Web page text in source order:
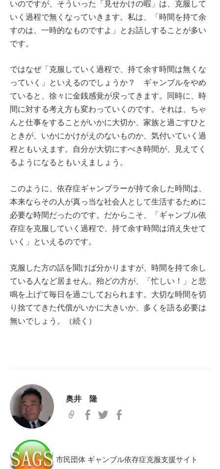
いのですが、そういった「見せかけの暇」は、克服して
いく過程で無くなっていきます。私は、「時間を持て余
すのは、一時的なものですよ」とお話しすることが多い
です。
ではなぜ「克服していく過程で、持て余す時間は無くな
っていく」といえるのでしょうか？ ギャンブルをやめ
ていると、徐々に金銭感覚が戻ってきます。同時に、時
間に対する考え方も変わっていくのです。それは、ちゃ
んと仕事をすることがいかに大切か、家族と過ごすひと
ときが、いかにかけがえのないものか、気付いていく過
程ともいえます。自分が大切にすべき時間が、見えてく
るようになるともいえましょう。
このように、依存症ギャンブラーが持て余した時間は、
本来ならその人が真っ当な社会人として生活するために
必要な時間だったのです。だからこそ、「ギャンブル依
存症を克服していく過程で、持て余す時間は消え失せて
いく」といえるのです。
克服した方の話を聞けば分かりますが、時間を持て余し
ている人など居ません。殆どの方が、「忙しい！」と悲
鳴を上げて毎日を過ごしておられます。大切な時間を切
り捨ててきた代償がいかに大きいか、多くを語る必要は
無いでしょう。（続く）
奥井 隆
市民団体 ギャンブル依存症克服支援サイト